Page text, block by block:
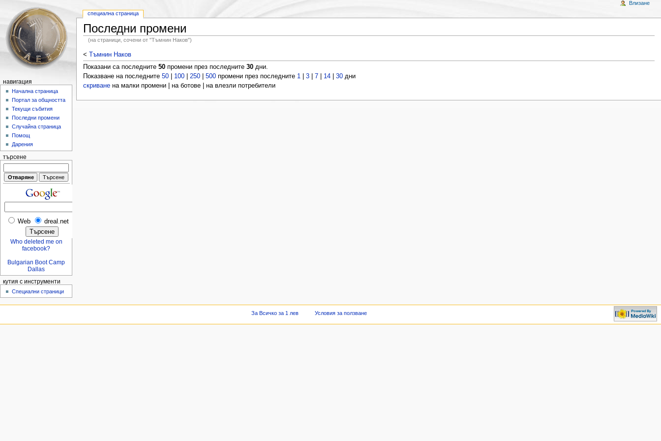
Последни промени
(на страници, сочени от "Тъмнин Наков")
< Тъмнин Наков
Показани са последните 50промени през последните 30дни.
Показване на последните 50| 100| 250| 500промени през последните 1| 3| 7| 14| 30дни
скриванена малки промени | на ботове | на влезли потребители
специална страница
Влизане
навигация
Начална страница
Портал за общността
Текущи събития
Последни промени
Случайна страница
Помощ
Дарения
търсене
Web dreal.net
Who deleted me on
facebook?
Bulgarian Boot Camp
Dallas
кутия с инструменти
Специални страници
За Всичко за 1 лев Условия за ползване